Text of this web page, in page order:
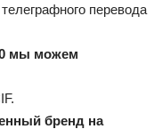
перевода
мы можем
бренд на